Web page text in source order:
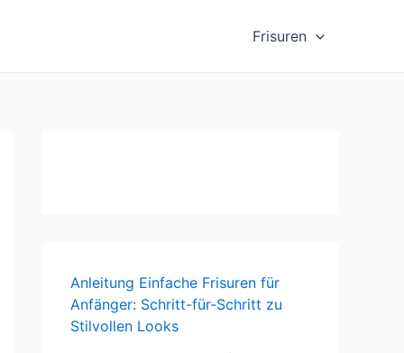
Frisuren
Anleitung Einfache Frisuren für
Anfänger: Schritt-für-Schritt zu
Stilvollen Looks